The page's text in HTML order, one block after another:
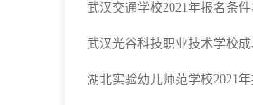
武汉交通学校2021年报名条
武汉光谷科技职业技术学校
湖北实验幼儿师范学校2021